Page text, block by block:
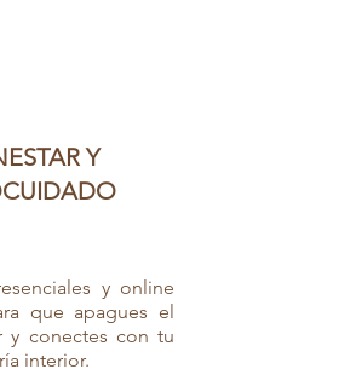
Y
y online
que apagues el
y conectes con tu
interior.